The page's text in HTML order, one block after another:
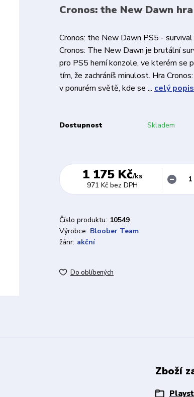
Cronos: the New Dawn
Cronos: the New Dawn PS5 -
Cronos: The New Dawn je brutální
pro PS5 herní konzole, ve kterém se
tím, že zachráníš minulost. Hra
v ponurém světě, kde se ... celý popis
Dostupnost Skladem
1 175 Kč/ks
971 Kč bez DPH
Číslo produktu: 10549
Výrobce: Bloober Team
žánr: akční
Do oblíbených
Zboží